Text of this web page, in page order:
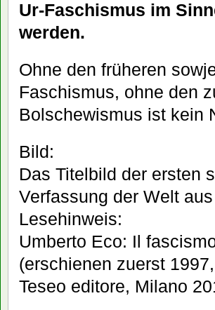
Ur-Faschismus im
werden.
Ohne den früheren
Faschismus, ohne den
Bolschewismus ist kein
Bild:
Das Titelbild der ersten
Verfassung der Welt
Lesehinweis:
Umberto Eco: Il
(erschienen zuerst
Teseo editore, Milano